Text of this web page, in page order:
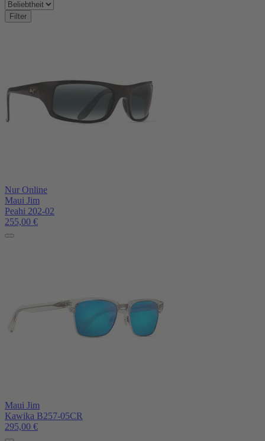
Filter
Nur Online
Maui Jim
Peahi 202-02
255,00 €
Maui Jim
Kawika B257-05CR
295,00 €